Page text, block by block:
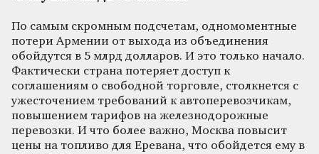
По самым скромным подсчетам, одномоментные
потери Армении от выхода из объединения
обойдутся в 5 млрд долларов. И это только начало.
Фактически страна потеряет доступ к
соглашениям о свободной торговле, столкнется с
ужесточением требований к автоперевозчикам,
повышением тарифов на железнодорожные
перевозки. И что более важно, Москва повысит
цены на топливо для Еревана, что обойдется ему в